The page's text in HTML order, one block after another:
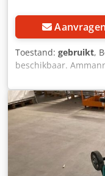
Aanvragen
Toestand: gebruikt,
beschikbaar.
40/60
trilplaat, omkeerbaar
100563148
diesel Gewicht
Verdichtingsbreedte: